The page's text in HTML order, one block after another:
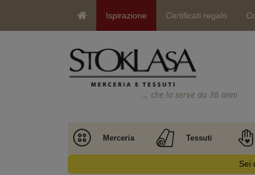
Ispirazione Certificati regalo
… che la serve da 36 anni
Merceria Tessuti
Sei